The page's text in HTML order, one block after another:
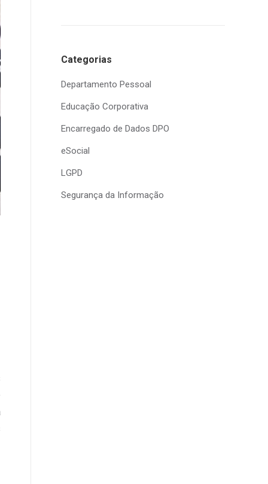
Categorias
Departamento Pessoal
Educação Corporativa
Encarregado de Dados DPO
eSocial
LGPD
Segurança da Informação